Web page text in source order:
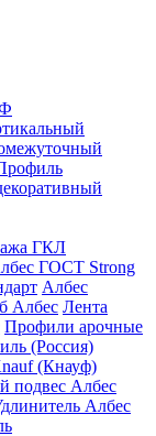
ГКЛ
ГОСТ Strong
Албес
Албес Лента
Профили арочные
(Россия)
(Кнауф)
подвес Албес
Албес